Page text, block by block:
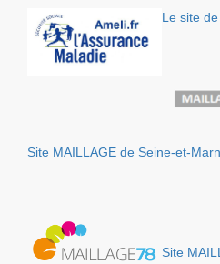
Le site
Site MAILLAGE de Seine-et-
Site